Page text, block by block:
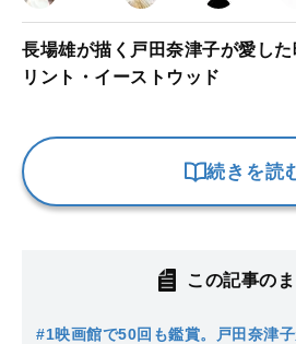
長場雄が描く戸田奈津子が愛
リント・イーストウッド
続きを読
この記事の
#1映画館で50回も鑑賞。戸田奈津